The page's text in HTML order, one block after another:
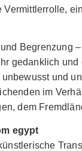
Begrenzung
gedanklich und
und
im
dem
egypt